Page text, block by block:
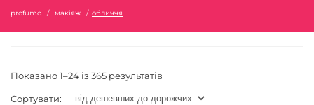
profumo макіяж обличчя
Показано 1–24 із 365 результатів
Сортувати: